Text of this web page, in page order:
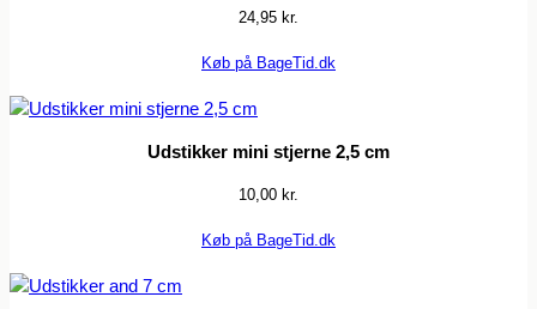
24,95 kr.
Køb på BageTid.dk
Udstikker mini stjerne 2,5 cm
10,00 kr.
Køb på BageTid.dk